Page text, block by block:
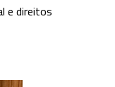
e direitos